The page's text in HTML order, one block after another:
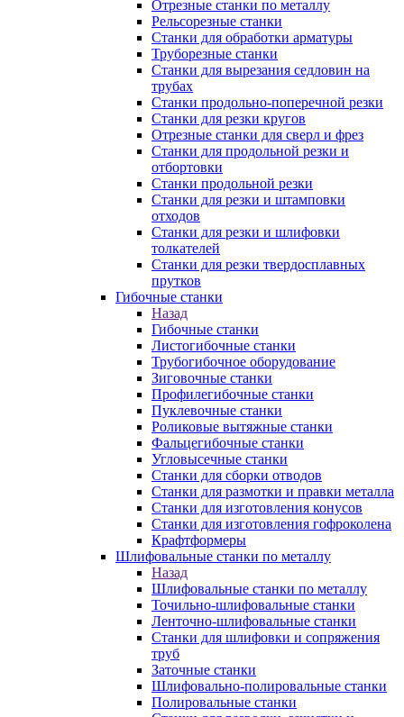
Отрезные станки по металлу
Рельсорезные станки
Станки для обработки арматуры
Труборезные станки
Станки для вырезания седловин на
трубаx
Станки продольно-поперечной резки
Станки для резки кругов
Отрезные станки для сверл и фрез
Станки для продольной резки и
отбортовки
Станки продольной резки
Станки для резки и штамповки
отходов
Станки для резки и шлифовки
толкателей
Станки для резки твердосплавных
прутков
Гибочные станки
Назад
Гибочные станки
Листогибочные станки
Трубогибочное оборудование
Зиговочные станки
Профилегибочные станки
Пуклевочные станки
Роликовые вытяжные станки
Фальцегибочные станки
Угловысечные станки
Станки для сборки отводов
Станки для размотки и правки металла
Станки для изготовления конусов
Станки для изготовления гофроколена
Крафтформеры
Шлифовальные станки по металлу
Назад
Шлифовальные станки по металлу
Точильно-шлифовальные станки
Ленточно-шлифовальные станки
Станки для шлифовки и сопряжения
труб
Заточные станки
Шлифовально-полировальные станки
Полировальные станки